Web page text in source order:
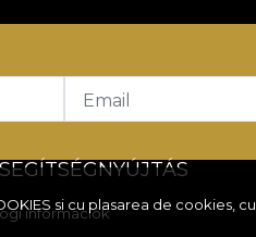
si cu plasarea de cookies, cu
Email
SEGÍTSÉGNYÚJTÁS
információk